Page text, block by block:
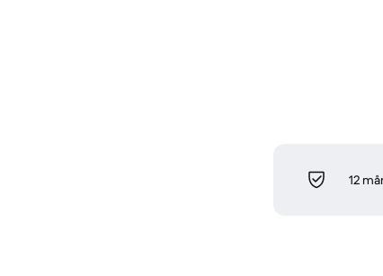
12